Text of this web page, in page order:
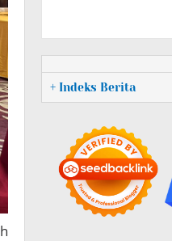
+ Indeks Berita